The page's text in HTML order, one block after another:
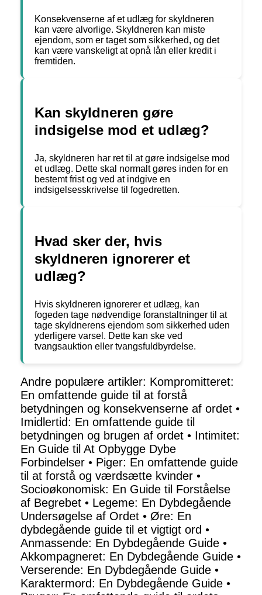
Konsekvenserne af et udlæg for skyldneren
kan være alvorlige. Skyldneren kan miste
ejendom, som er taget som sikkerhed, og det
kan være vanskeligt at opnå lån eller kredit i
fremtiden.
Kan skyldneren gøre
indsigelse mod et udlæg?
Ja, skyldneren har ret til at gøre indsigelse mod
et udlæg. Dette skal normalt gøres inden for en
bestemt frist og ved at indgive en
indsigelsesskrivelse til fogedretten.
Hvad sker der, hvis
skyldneren ignorerer et
udlæg?
Hvis skyldneren ignorerer et udlæg, kan
fogeden tage nødvendige foranstaltninger til at
tage skyldnerens ejendom som sikkerhed uden
yderligere varsel. Dette kan ske ved
tvangsauktion eller tvangsfuldbyrdelse.
Andre populære artikler: Kompromitteret:
En omfattende guide til at forstå
betydningen og konsekvenserne af ordet •
Imidlertid: En omfattende guide til
betydningen og brugen af ordet • Intimitet:
En Guide til At Opbygge Dybe
Forbindelser • Piger: En omfattende guide
til at forstå og værdsætte kvinder •
Socioøkonomisk: En Guide til Forståelse
af Begrebet • Legeme: En Dybdegående
Undersøgelse af Ordet • Øre: En
dybdegående guide til et vigtigt ord •
Anmassende: En Dybdegående Guide •
Akkompagneret: En Dybdegående Guide •
Verserende: En Dybdegående Guide •
Karaktermord: En Dybdegående Guide •